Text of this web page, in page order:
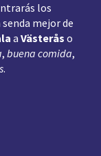
los
mejor de
a Västerås o
, buena comida,
.